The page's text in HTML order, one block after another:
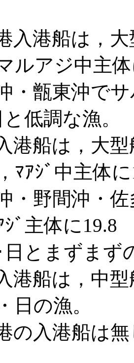
入港船は，
ルアジ中主
・甑東沖で
低調な漁。
港船は，大型
ﾏｱｼﾞ中主体
・野間沖・佐
ﾞ主体に19.8
日とまずまず
港船は，中型
日の漁。
の入港船は無